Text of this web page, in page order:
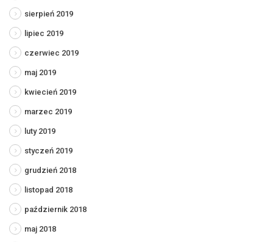
sierpień 2019
lipiec 2019
czerwiec 2019
maj 2019
kwiecień 2019
marzec 2019
luty 2019
styczeń 2019
grudzień 2018
listopad 2018
październik 2018
maj 2018